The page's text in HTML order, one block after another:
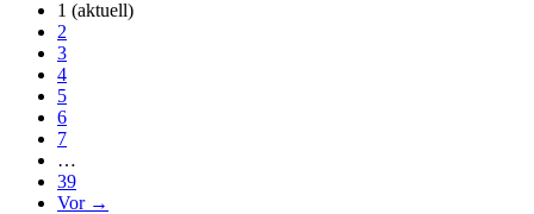
1 (aktuell)
2
3
4
5
6
7
…
39
Vor →